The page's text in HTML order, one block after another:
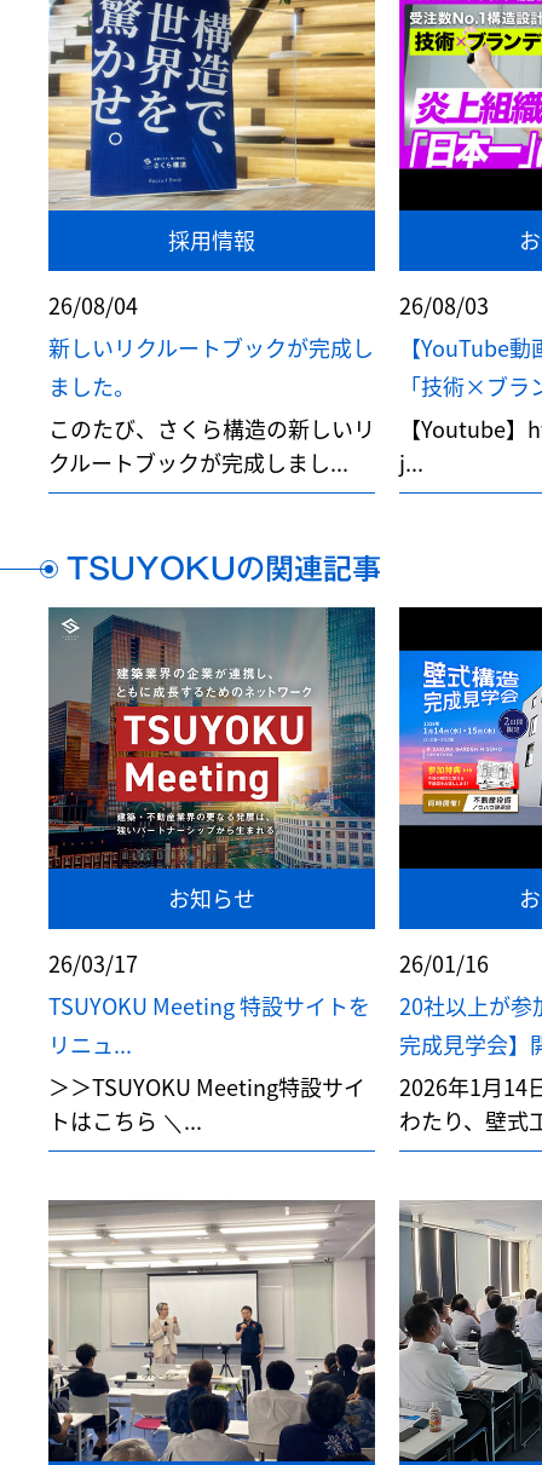
採用情報
26/08/04
新しいリクルートブックが完成し
ました。
このたび、さくら構造の新しいリ
クルートブックが完成しまし...
26/08/03
【YouTube
「技術×ブラ
【Youtube
j...
TSUYOKUの関連記事
お知らせ
26/03/17
TSUYOKU Meeting 特設サイトを
リニュ...
＞＞TSUYOKU Meeting特設サイ
トはこちら ＼...
26/01/16
20社以上が参
完成見学会】
2026年1月14
わたり、壁式